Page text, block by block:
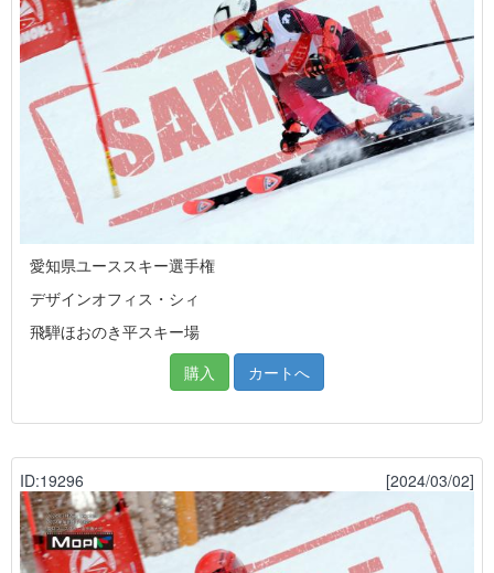
愛知県ユーススキー選手権
デザインオフィス・シィ
飛騨ほおのき平スキー場
購入
カートへ
ID:19296 [2024/03/02]